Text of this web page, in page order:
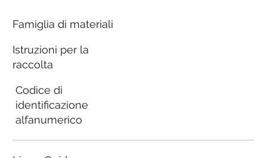
Famiglia di materiali
Istruzioni per la
raccolta
Codice di
identificazione
alfanumerico